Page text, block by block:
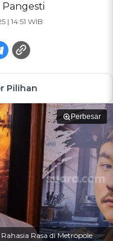
Pangesti
| 14:51 WIB
Pilihan
Perbesar
Rasa di Metropole